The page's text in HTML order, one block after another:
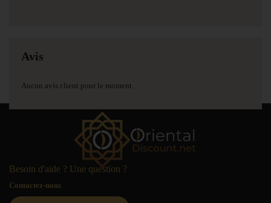
Avis
Aucun avis client pour le moment.
Besoin d'aide ? Une question ?
Contactez-nous